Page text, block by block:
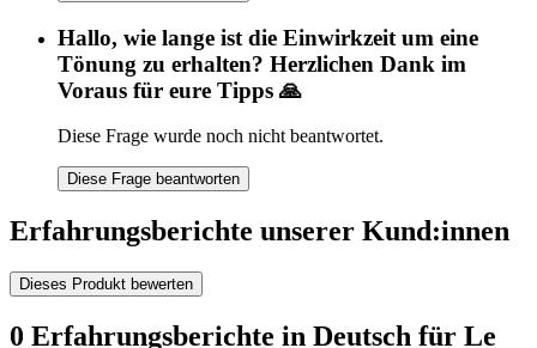
Hallo, wie lange ist die Einwirkzeit um eine
Tönung zu erhalten? Herzlichen Dank im
Voraus für eure Tipps 🙏
Diese Frage wurde noch nicht beantwortet.
Diese Frage beantworten
Erfahrungsberichte unserer Kund:innen
Dieses Produkt bewerten
0 Erfahrungsberichte in Deutsch für Le